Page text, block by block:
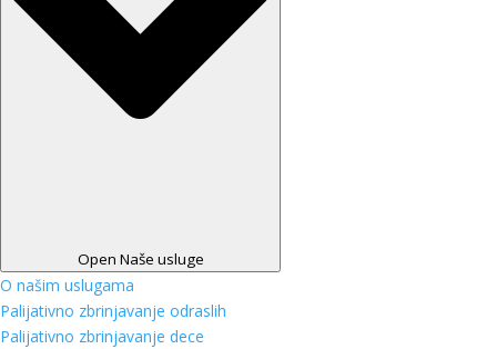
Open Naše usluge
O našim uslugama
Palijativno zbrinjavanje odraslih
Palijativno zbrinjavanje dece